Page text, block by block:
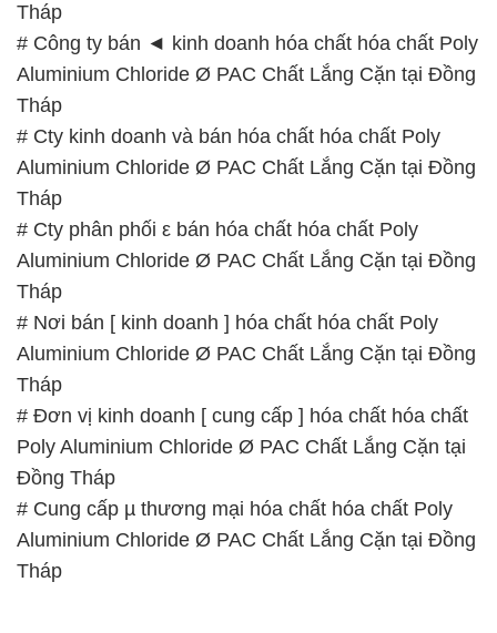
Tháp
# Công ty bán ◄ kinh doanh hóa chất hóa chất Poly
Aluminium Chloride Ø PAC Chất Lắng Cặn tại Đồng
Tháp
# Cty kinh doanh và bán hóa chất hóa chất Poly
Aluminium Chloride Ø PAC Chất Lắng Cặn tại Đồng
Tháp
# Cty phân phối ε bán hóa chất hóa chất Poly
Aluminium Chloride Ø PAC Chất Lắng Cặn tại Đồng
Tháp
# Nơi bán [ kinh doanh ] hóa chất hóa chất Poly
Aluminium Chloride Ø PAC Chất Lắng Cặn tại Đồng
Tháp
# Đơn vị kinh doanh [ cung cấp ] hóa chất hóa chất
Poly Aluminium Chloride Ø PAC Chất Lắng Cặn tại
Đồng Tháp
# Cung cấp µ thương mại hóa chất hóa chất Poly
Aluminium Chloride Ø PAC Chất Lắng Cặn tại Đồng
Tháp